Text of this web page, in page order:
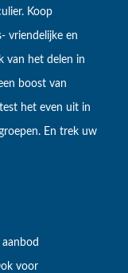
Koop
vriendelijke en
van het delen in
boost van
het even uit in
En trek uw
voor